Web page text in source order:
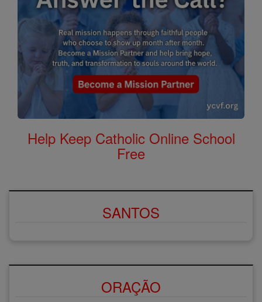
Help Keep Catholic Online School
Free
SANTOS
ORAÇÃO